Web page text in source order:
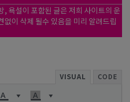
, 욕설이 포함된 글은 저희 사이트의 운
없이 삭제 될수 있음을 미리 알려드립
VISUAL CODE